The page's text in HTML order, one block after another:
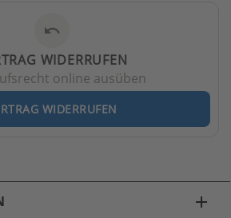
undo
WIDERRUFEN
online ausüben
WIDERRUFEN
add